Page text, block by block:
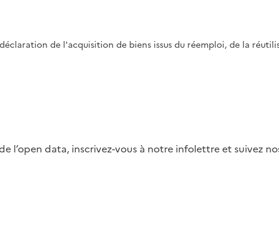
de l'acquisition de biens issus du réemploi, de la
l’open data, inscrivez-vous à notre infolettre et suivez